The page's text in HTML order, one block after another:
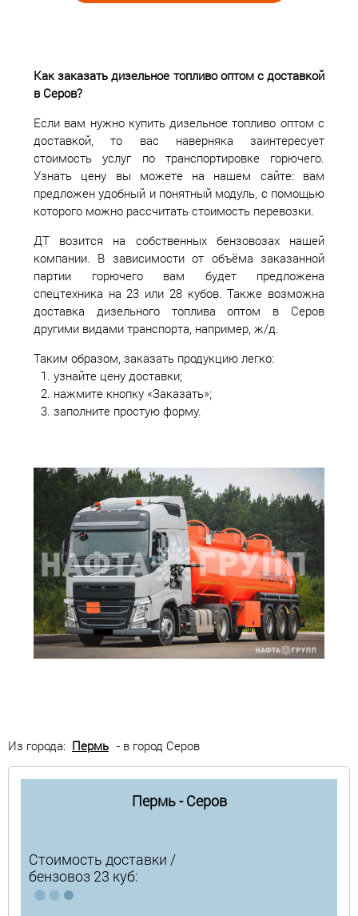
Как заказать дизельное топливо оптом с доставкой
в Серов?
Если вам нужно купить дизельное топливо оптом с
доставкой, то вас наверняка заинтересует
стоимость услуг по транспортировке горючего.
Узнать цену вы можете на нашем сайте: вам
предложен удобный и понятный модуль, с помощью
которого можно рассчитать стоимость перевозки.
ДТ возится на собственных бензовозах нашей
компании. В зависимости от объёма заказанной
партии горючего вам будет предложена
спецтехника на 23 или 28 кубов. Также возможна
доставка дизельного топлива оптом в Серов
другими видами транспорта, например, ж/д.
Таким образом, заказать продукцию легко:
узнайте цену доставки;
нажмите кнопку «Заказать»;
заполните простую форму.
Из города: Пермь - в город Серов
Пермь - Серов
Стоимость доставки /
бензовоз 23 куб: